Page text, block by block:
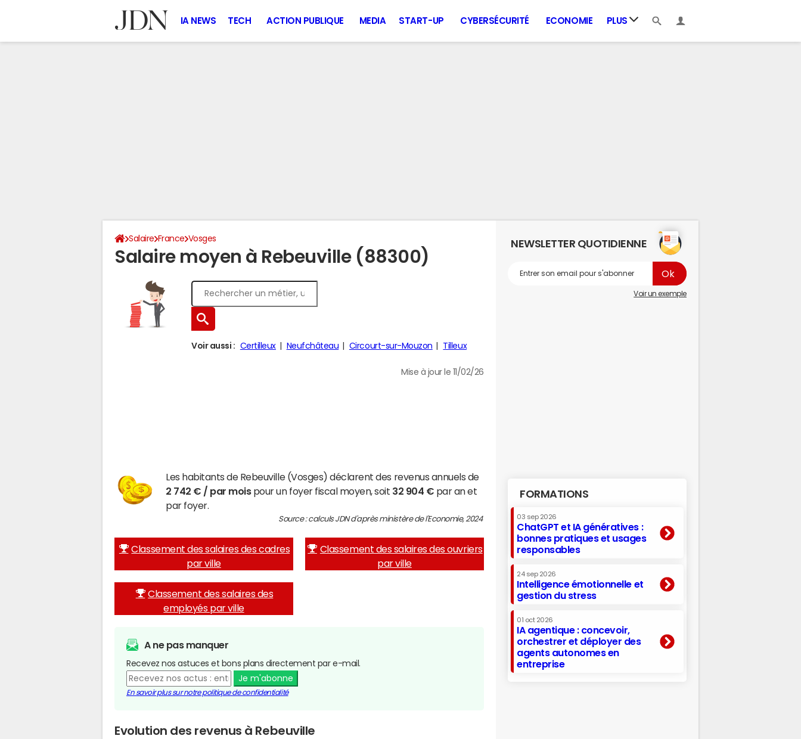
IA NEWS TECH ACTION PUBLIQUE MEDIA START-UP CYBERSÉCURITÉ ECONOMIE PLUS
Salaire France Vosges
Salaire moyen à Rebeuville (88300)
Voir aussi : Certilleux Neufchâteau Circourt-sur-Mouzon Tilleux
Mise à jour le 11/02/26
Les habitants de Rebeuville (Vosges) déclarent des revenus annuels de
2 742 € / par moispour un foyer fiscal moyen, soit 32 904 € par an et
par foyer.
Source : calculs JDN d'après ministère de l'Economie, 2024
Classement des salaires des cadres
par ville
Classement des salaires des ouvriers
par ville
Classement des salaires des
employés par ville
A ne pas manquer
Recevez nos astuces et bons plans directement par e-mail.
Je m'abonne
En savoir plus sur notre politique de confidentialité
Evolution des revenus à Rebeuville
NEWSLETTER QUOTIDIENNE
Voir un exemple
FORMATIONS
03 sep 2026
ChatGPT et IA génératives :
bonnes pratiques et usages
responsables
24 sep 2026
Intelligence émotionnelle et
gestion du stress
01 oct 2026
IA agentique : concevoir,
orchestrer et déployer des
agents autonomes en
entreprise